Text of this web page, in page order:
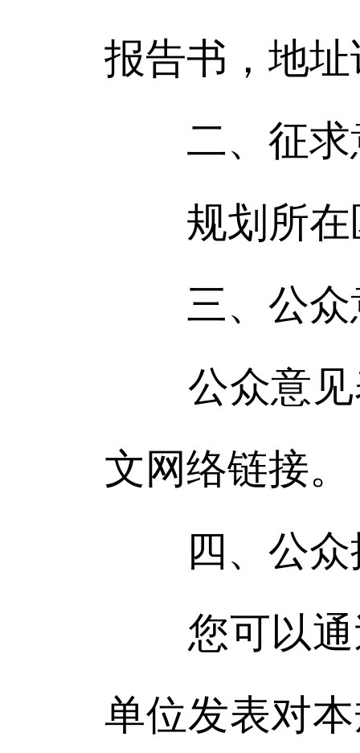
报告书，地
二、征
规划所在
三、公
公众意见
文网络链接。
四、公
您可以通
单位发表对